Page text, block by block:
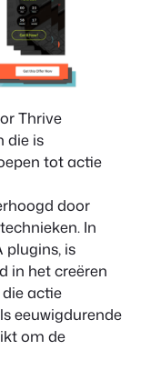
Thrive
die is
tot actie
door
In
plugins, is
in het creëren
actie
eeuwigdurende
om de